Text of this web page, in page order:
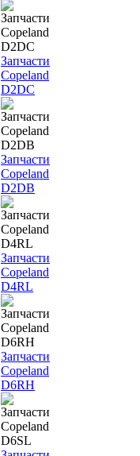
Запчасти
Copeland
D2DC
Запчасти
Copeland
D2DB
Запчасти
Copeland
D4RL
Запчасти
Copeland
D6RH